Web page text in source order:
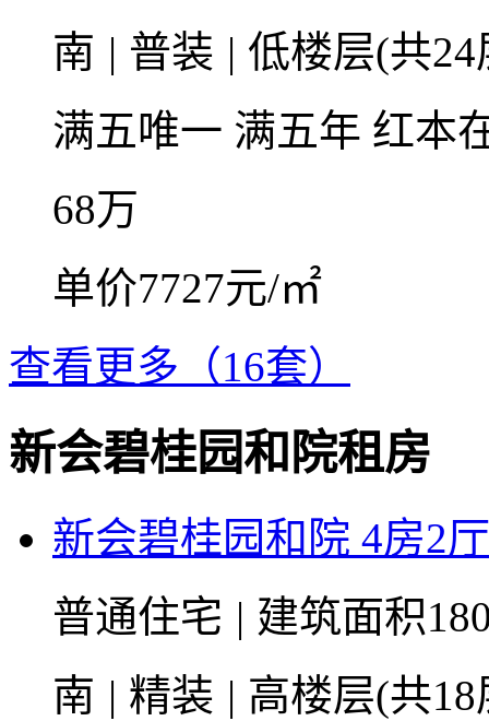
南 | 普装 | 低楼层(共
满五唯一 满五年 红本
68万
单价7727元/㎡
查看更多（16套）
新会碧桂园和院租房
新会碧桂园和院 4房2
普通住宅 | 建筑面积
南 | 精装 | 高楼层(共